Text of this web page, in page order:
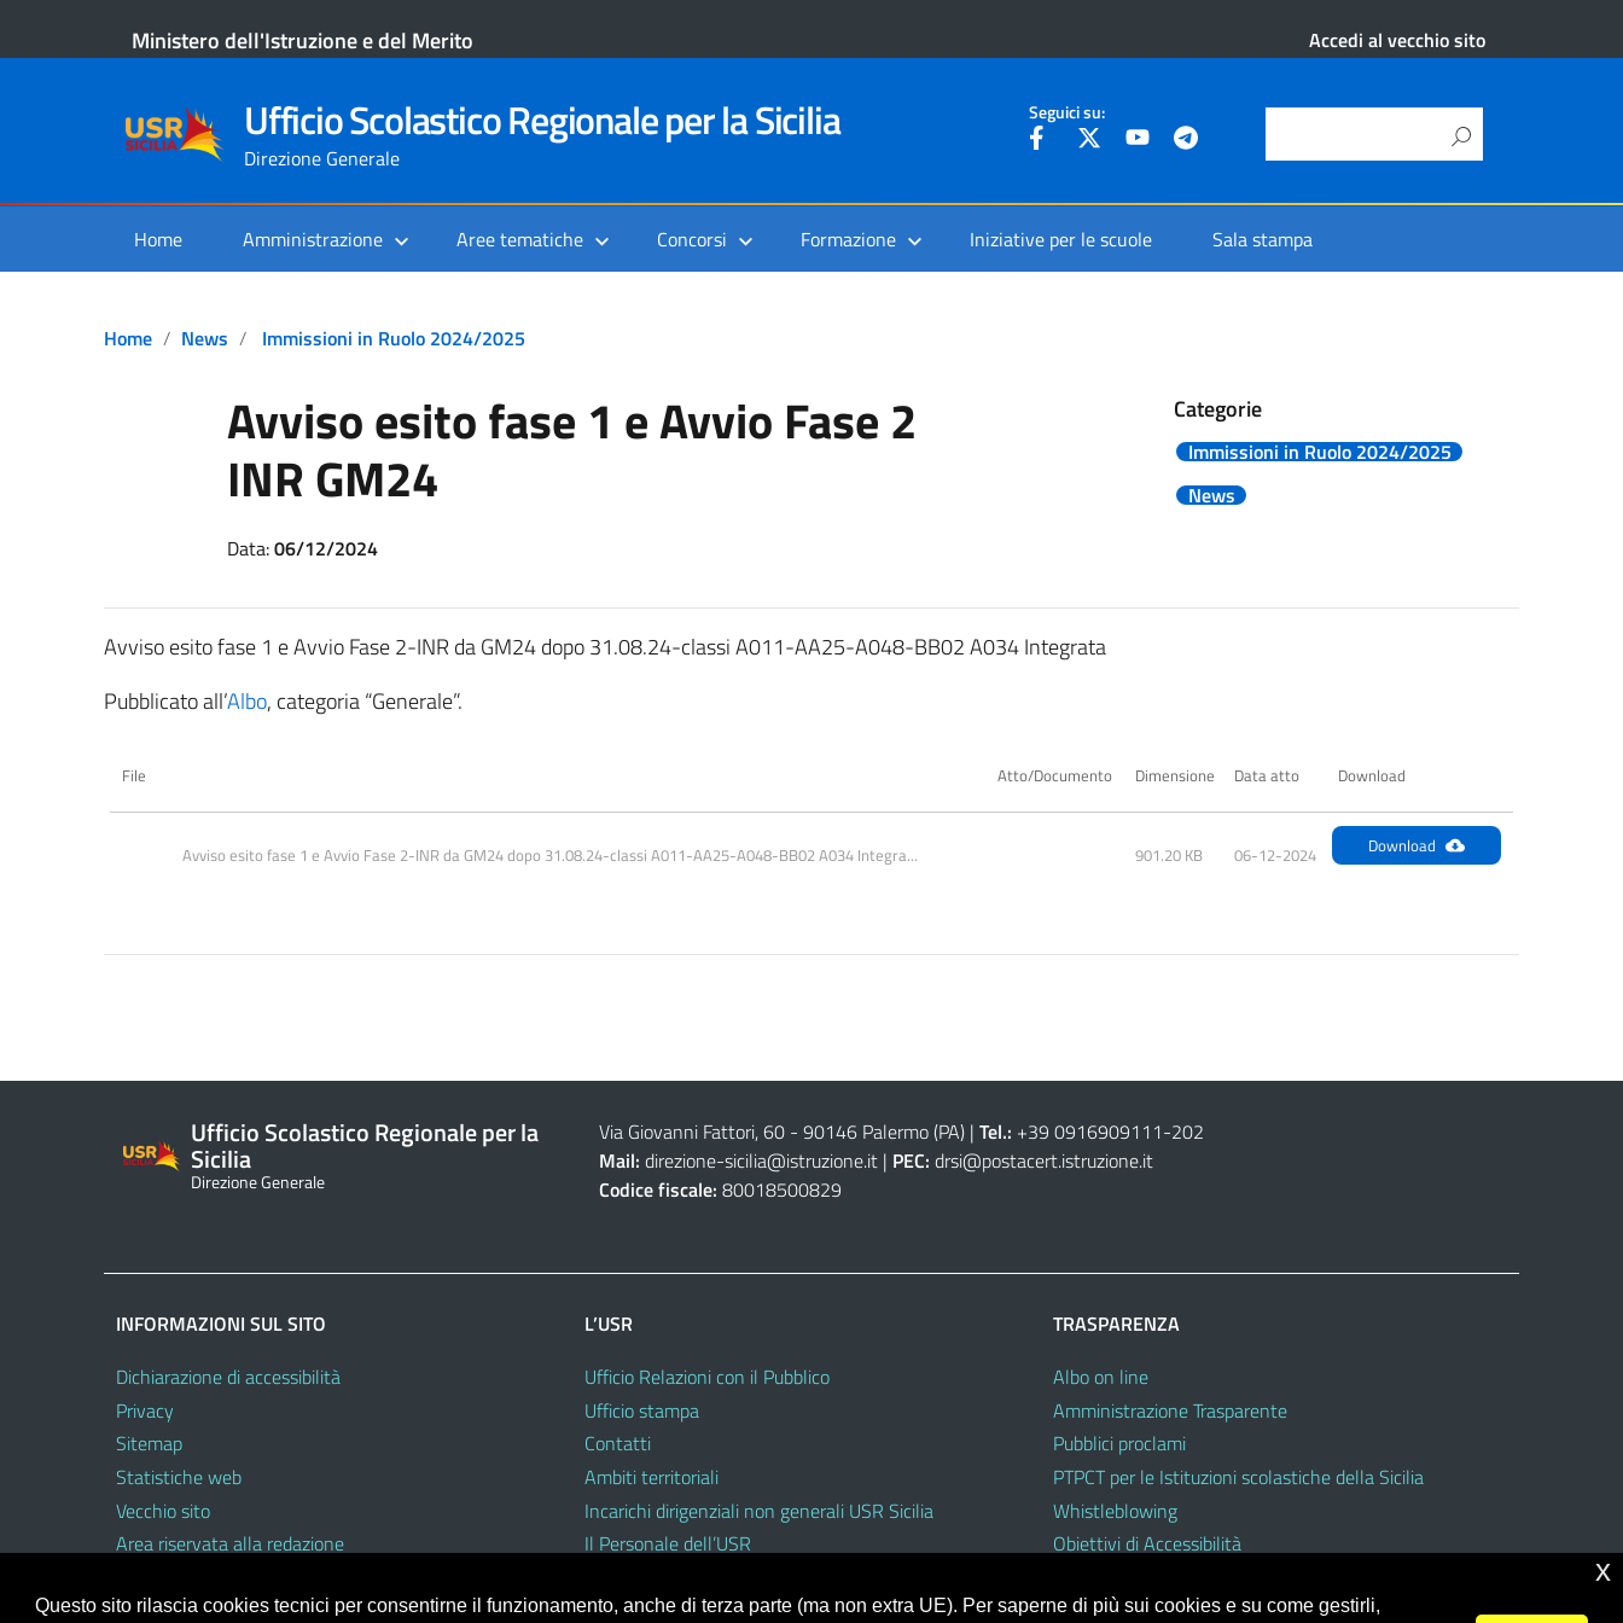
Ministero dell'Istruzione e del Merito Accedi al vecchio sito
Ufficio Scolastico Regionale per la Sicilia
Direzione Generale
Seguici su:
Home Amministrazione Aree tematiche Concorsi Formazione Iniziative per le scuole Sala stampa
Home News Immissioni in Ruolo 2024/2025
Avviso esito fase 1 e Avvio Fase 2
INR GM24
Categorie
Immissioni in Ruolo 2024/2025
News
Data:06/12/2024
Avviso esito fase 1 e Avvio Fase 2-INR da GM24 dopo 31.08.24-classi A011-AA25-A048-BB02 A034 Integrata
Pubblicato all’Albo, categoria “Generale”.
File Atto/Documento Dimensione Data atto Download
Avviso esito fase 1 e Avvio Fase 2-INR da GM24 dopo 31.08.24-classi A011-AA25-A048-BB02 A034 Integra... 901.20 KB 06-12-2024 Download
Ufficio Scolastico Regionale per la
Sicilia
Direzione Generale
Via Giovanni Fattori, 60 - 90146 Palermo (PA)| Tel.: +39 0916909111-202
Mail: direzione-sicilia@istruzione.it| PEC: drsi@postacert.istruzione.it
Codice fiscale: 80018500829
INFORMAZIONI SUL SITO
Dichiarazione di accessibilità
Privacy
Sitemap
Statistiche web
Vecchio sito
Area riservata alla redazione
L’USR
Ufficio Relazioni con il Pubblico
Ufficio stampa
Contatti
Ambiti territoriali
Incarichi dirigenziali non generali USR Sicilia
Il Personale dell’USR
TRASPARENZA
Albo on line
Amministrazione Trasparente
Pubblici proclami
PTPCT per le Istituzioni scolastiche della Sicilia
Whistleblowing
Obiettivi di Accessibilità
Questo sito rilascia cookies tecnici per consentirne il funzionamento, anche di terza parte (ma non extra UE). Per saperne di più sui cookies e su come gestirli,
x